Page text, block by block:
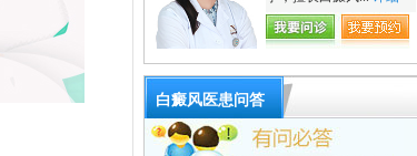
白癜风医患问答